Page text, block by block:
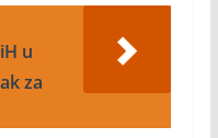
u
za